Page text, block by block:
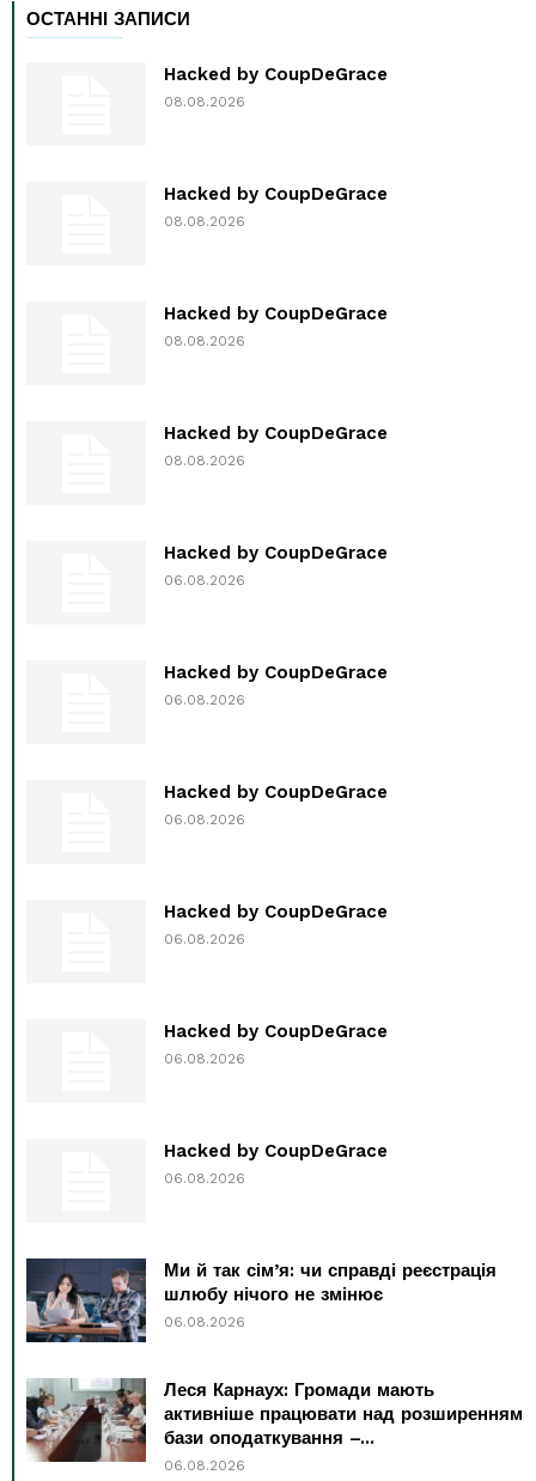
ОСТАННІ ЗАПИСИ
Hacked by CoupDeGrace
08.08.2026
Hacked by CoupDeGrace
08.08.2026
Hacked by CoupDeGrace
08.08.2026
Hacked by CoupDeGrace
08.08.2026
Hacked by CoupDeGrace
06.08.2026
Hacked by CoupDeGrace
06.08.2026
Hacked by CoupDeGrace
06.08.2026
Hacked by CoupDeGrace
06.08.2026
Hacked by CoupDeGrace
06.08.2026
Hacked by CoupDeGrace
06.08.2026
Ми й так сім’я: чи справді реєстрація
шлюбу нічого не змінює
06.08.2026
Леся Карнаух: Громади мають
активніше працювати над розширенням
бази оподаткування –...
06.08.2026